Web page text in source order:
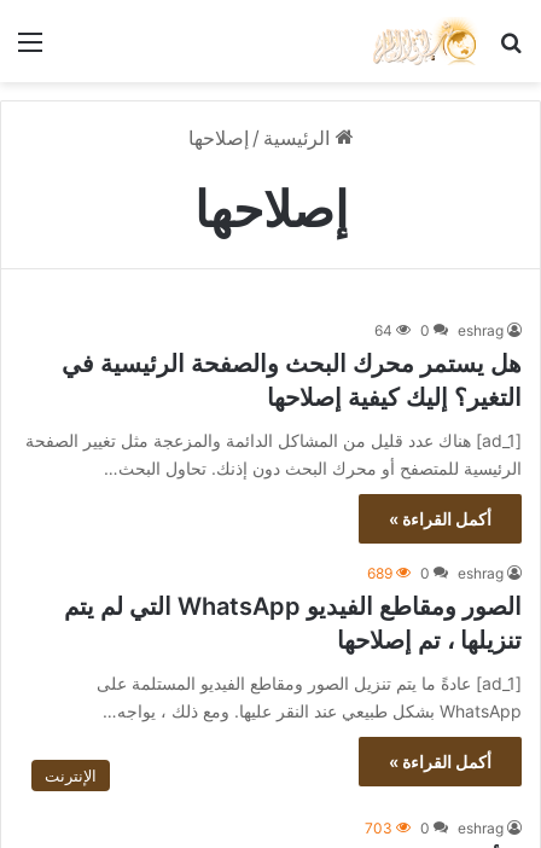
بحث عن
الرئيسية / إصلاحها
إصلاحها
eshrag
0
64
هل يستمر محرك البحث والصفحة الرئيسية في
التغير؟ إليك كيفية إصلاحها
[ad_1] هناك عدد قليل من المشاكل الدائمة والمزعجة مثل تغيير الصفحة
الرئيسية للمتصفح أو محرك البحث دون إذنك. تحاول البحث…
أكمل القراءة »
eshrag
0
689
الصور ومقاطع الفيديو WhatsApp التي لم يتم
تنزيلها ، تم إصلاحها
[ad_1] عادةً ما يتم تنزيل الصور ومقاطع الفيديو المستلمة على
WhatsApp بشكل طبيعي عند النقر عليها. ومع ذلك ، يواجه…
أكمل القراءة »
الإنترنت
eshrag
0
703